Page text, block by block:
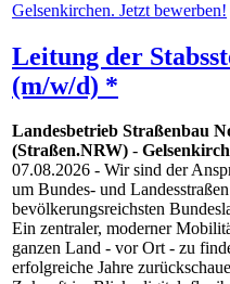
Leitung der
(m/w/d) *
Landesbetrieb Straßenbau
(Straßen.NRW) -
07.08.2026 - Wir sind der
um Bundes- und
bevölkerungsreichsten
Ein zentraler, moderner
ganzen Land - vor Ort - zu
erfolgreiche Jahre